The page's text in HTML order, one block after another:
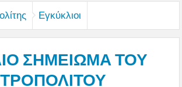
Εγκύκλιοι
ΣΗΜΕΙΩΜΑ ΤΟΥ